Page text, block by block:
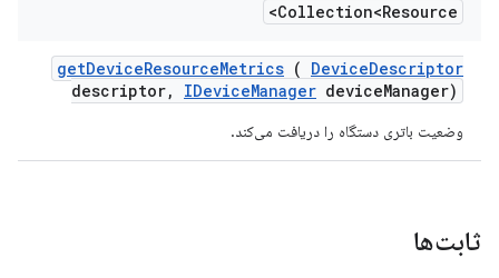
Collection<Resource>
getDeviceResourceMetrics ( DeviceDescriptor
descriptor, IDeviceManager deviceManager)
وضعیت باتری دستگاه را دریافت می‌کند.
ثابت‌ها